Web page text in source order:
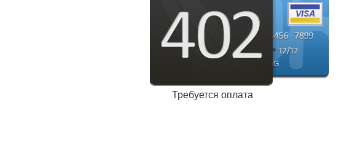
Требуется оплата